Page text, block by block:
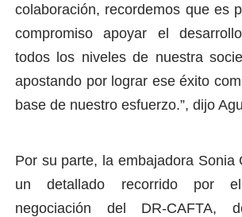
colaboración, recordemos que es
compromiso apoyar el
todos los niveles de nuestra
apostando por lograr ese éxito
base de nuestro esfuerzo.”, dijo
Por su parte, la embajadora Sonia
un detallado recorrido por
negociación del DR-CAFTA,